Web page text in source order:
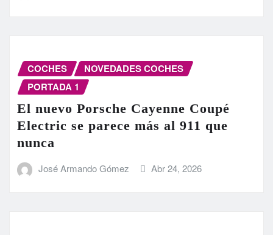
COCHES
NOVEDADES COCHES
PORTADA 1
El nuevo Porsche Cayenne Coupé
Electric se parece más al 911 que
nunca
José Armando Gómez Abr 24, 2026